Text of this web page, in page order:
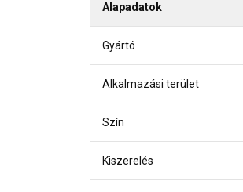
Alapadatok
Gyártó
Alkalmazási terület
Szín
Kiszerelés